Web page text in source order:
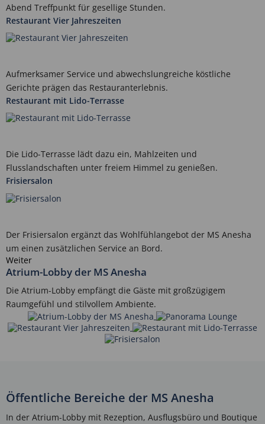
Abend Treffpunkt für gesellige Stunden.
Restaurant Vier Jahreszeiten
Aufmerksamer Service und abwechslungreiche köstliche
Gerichte prägen das Restauranterlebnis.
Restaurant mit Lido-Terrasse
Die Lido-Terrasse lädt dazu ein, Mahlzeiten und
Flusslandschaften unter freiem Himmel zu genießen.
Frisiersalon
Der Frisiersalon ergänzt das Wohlfühlangebot der MS Anesha
um einen zusätzlichen Service an Bord.
Weiter
Atrium-Lobby der MS Anesha
Die Atrium-Lobby empfängt die Gäste mit großzügigem
Raumgefühl und stilvollem Ambiente.
Öffentliche Bereiche der MS Anesha
In der Atrium-Lobby mit Rezeption, Ausflugsbüro und Boutique